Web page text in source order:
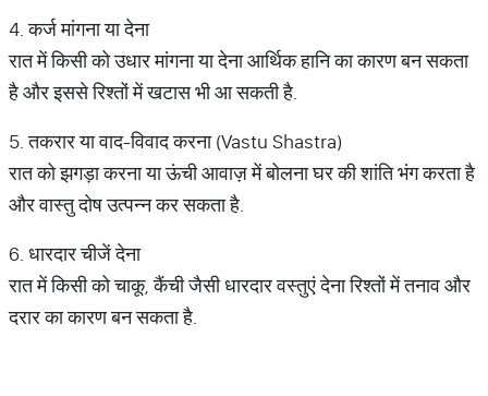
4. कर्ज मांगना या देना
रात में किसी को उधार मांगना या देना आर्थिक हानि का कारण बन सकता
है और इससे रिश्तों में खटास भी आ सकती है.
5. तकरार या वाद-विवाद करना (Vastu Shastra)
रात को झगड़ा करना या ऊंची आवाज़ में बोलना घर की शांति भंग करता है
और वास्तु दोष उत्पन्न कर सकता है.
6. धारदार चीजें देना
रात में किसी को चाकू, कैंची जैसी धारदार वस्तुएं देना रिश्तों में तनाव और
दरार का कारण बन सकता है.